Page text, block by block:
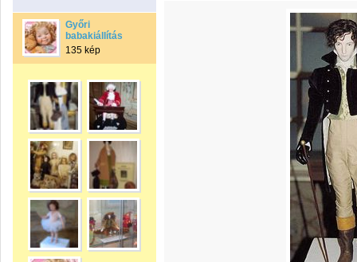
Győri
babakiállítás
135 kép